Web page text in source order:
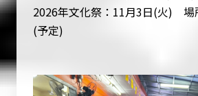
2026年文化祭：11月3日(火) 場
(予定)